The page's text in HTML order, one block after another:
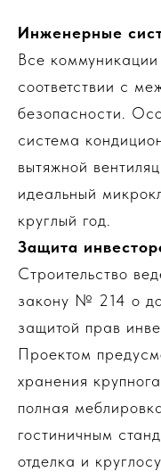
Инженерные
Все
соответствии с
безопасности.
система
вытяжной
идеальный
круглый год.
Защита
Строительство
закону № 214 о
защитой прав
Проектом
хранения
полная
гостиничным
отделка и